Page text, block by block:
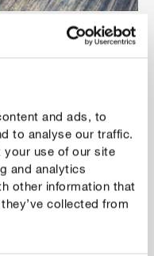
and ads, to
to analyse our traffic.
your use of our site
and analytics
other information that
collected from
aarde.